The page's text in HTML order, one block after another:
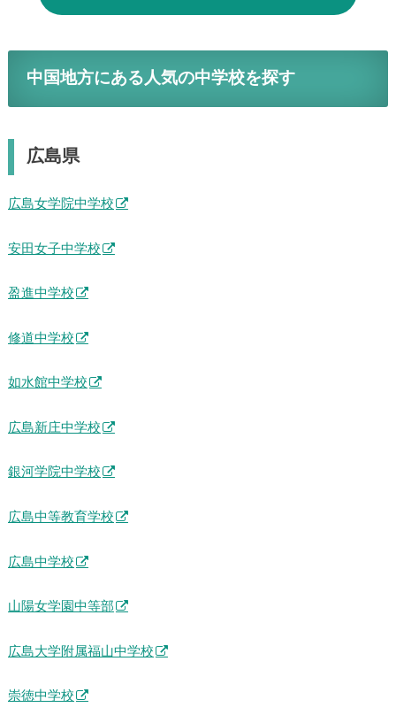
中国地方にある人気の中学校を探す
広島県
広島女学院中学校
安田女子中学校
盈進中学校
修道中学校
如水館中学校
広島新庄中学校
銀河学院中学校
広島中等教育学校
広島中学校
山陽女学園中等部
広島大学附属福山中学校
崇徳中学校